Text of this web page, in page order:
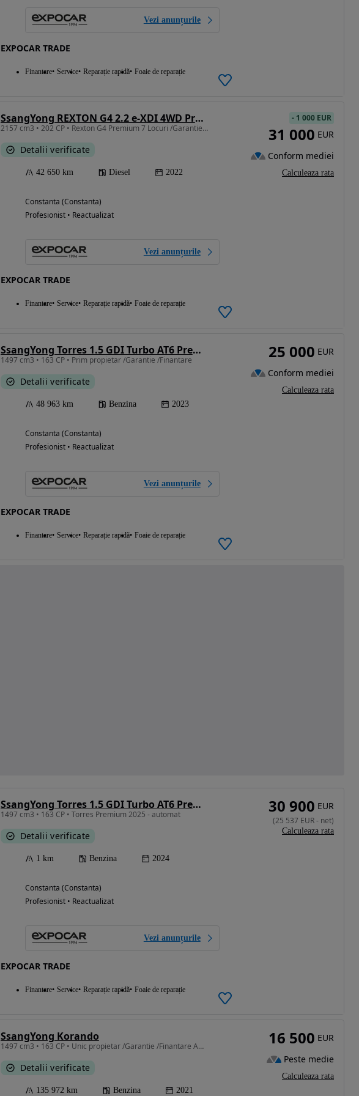
Vezi anunțurile
EXPOCAR TRADE
Finantare Service Reparație rapidă Foaie de reparație
SsangYong REXTON G4 2.2 e-XDI 4WD Premium
2157 cm3 • 202 CP • Rexton G4 Premium 7 Locuri /Garantie /Finantare
Detalii verificate
42 650 km Diesel 2022
Constanta (Constanta)
Profesionist • Reactualizat
Vezi anunțurile
EXPOCAR TRADE
Finantare Service Reparație rapidă Foaie de reparație
- 1 000 EUR
31 000 EUR
Conform mediei
Calculeaza rata
SsangYong Torres 1.5 GDI Turbo AT6 Premium
1497 cm3 • 163 CP • Prim propietar /Garantie /Finantare
Detalii verificate
48 963 km Benzina 2023
Constanta (Constanta)
Profesionist • Reactualizat
Vezi anunțurile
EXPOCAR TRADE
Finantare Service Reparație rapidă Foaie de reparație
25 000 EUR
Conform mediei
Calculeaza rata
SsangYong Torres 1.5 GDI Turbo AT6 Premium
1497 cm3 • 163 CP • Torres Premium 2025 - automat
Detalii verificate
1 km Benzina 2024
Constanta (Constanta)
Profesionist • Reactualizat
Vezi anunțurile
EXPOCAR TRADE
Finantare Service Reparație rapidă Foaie de reparație
30 900 EUR
(25 537 EUR- net)
Calculeaza rata
SsangYong Korando
1497 cm3 • 163 CP • Unic propietar /Garantie /Finantare AWD AT
Detalii verificate
135 972 km Benzina 2021
16 500 EUR
Peste medie
Calculeaza rata